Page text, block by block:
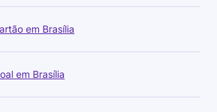
em Brasília
em Brasília